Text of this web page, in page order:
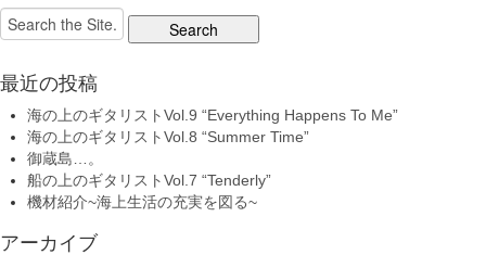
Search
for:
最近の投稿
海の上のギタリストVol.9 “Everything Happens To Me”
海の上のギタリストVol.8 “Summer Time”
御蔵島…。
船の上のギタリストVol.7 “Tenderly”
機材紹介~海上生活の充実を図る~
アーカイブ